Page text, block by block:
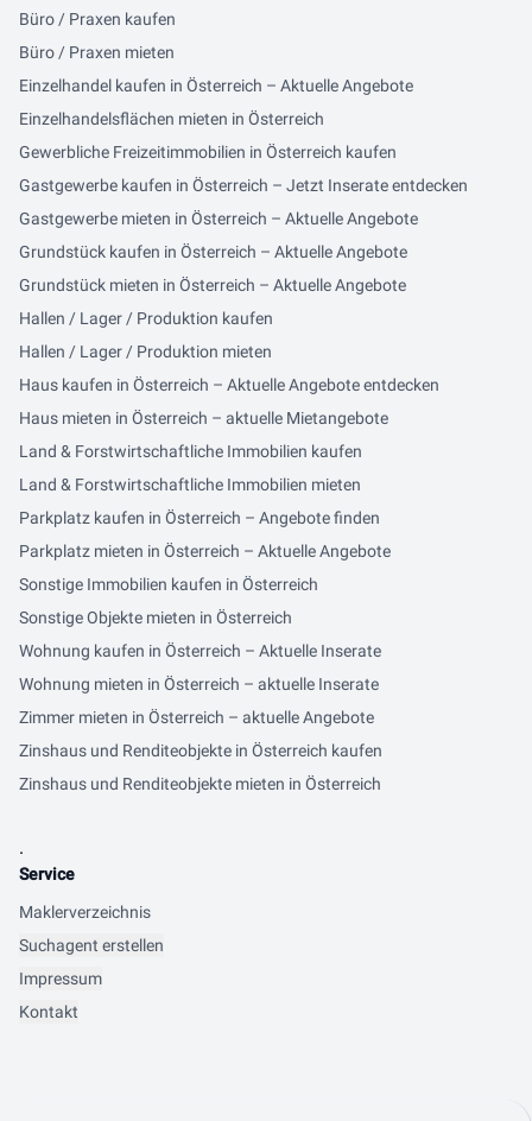
Büro / Praxen kaufen
Büro / Praxen mieten
Einzelhandel kaufen in Österreich – Aktuelle Angebote
Einzelhandelsflächen mieten in Österreich
Gewerbliche Freizeitimmobilien in Österreich kaufen
Gastgewerbe kaufen in Österreich – Jetzt Inserate entdecken
Gastgewerbe mieten in Österreich – Aktuelle Angebote
Grundstück kaufen in Österreich – Aktuelle Angebote
Grundstück mieten in Österreich – Aktuelle Angebote
Hallen / Lager / Produktion kaufen
Hallen / Lager / Produktion mieten
Haus kaufen in Österreich – Aktuelle Angebote entdecken
Haus mieten in Österreich – aktuelle Mietangebote
Land & Forstwirtschaftliche Immobilien kaufen
Land & Forstwirtschaftliche Immobilien mieten
Parkplatz kaufen in Österreich – Angebote finden
Parkplatz mieten in Österreich – Aktuelle Angebote
Sonstige Immobilien kaufen in Österreich
Sonstige Objekte mieten in Österreich
Wohnung kaufen in Österreich – Aktuelle Inserate
Wohnung mieten in Österreich – aktuelle Inserate
Zimmer mieten in Österreich – aktuelle Angebote
Zinshaus und Renditeobjekte in Österreich kaufen
Zinshaus und Renditeobjekte mieten in Österreich
.
Service
Maklerverzeichnis
Suchagent erstellen
Impressum
Kontakt